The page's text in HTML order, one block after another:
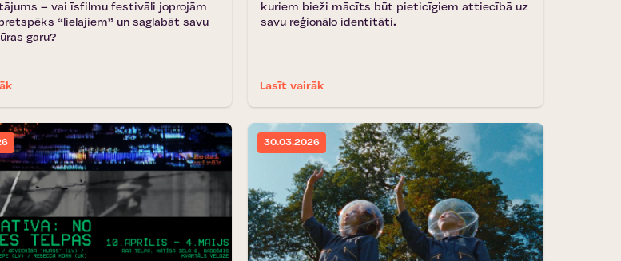
– vai īsfilmu festivāli joprojām
“lielajiem” un saglabāt savu
garu?
kuriem bieži mācīts būt pieticīgiem attiecībā uz
savu reģionālo identitāti.
Lasīt vairāk
30.03.2026